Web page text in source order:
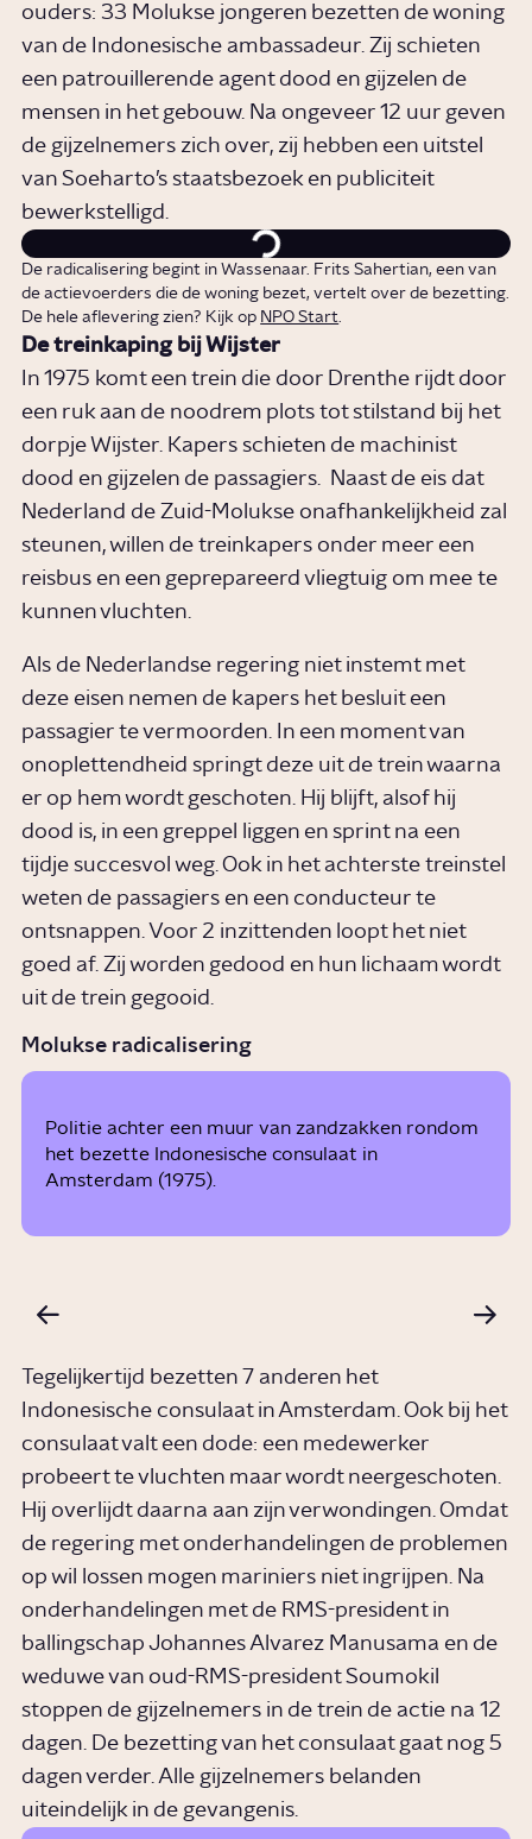
ouders: 33 Molukse jongeren bezetten de woning
van de Indonesische ambassadeur. Zij schieten
een patrouillerende agent dood en gijzelen de
mensen in het gebouw. Na ongeveer 12 uur geven
de gijzelnemers zich over, zij hebben een uitstel
van Soeharto’s staatsbezoek en publiciteit
bewerkstelligd.
De radicalisering begint in Wassenaar. Frits Sahertian, een van
de actievoerders die de woning bezet, vertelt over de bezetting.
De hele aflevering zien? Kijk op NPO Start.
De treinkaping bij Wijster
In 1975 komt een trein die door Drenthe rijdt door
een ruk aan de noodrem plots tot stilstand bij het
dorpje Wijster. Kapers schieten de machinist
dood en gijzelen de passagiers. Naast de eis dat
Nederland de Zuid-Molukse onafhankelijkheid zal
steunen, willen de treinkapers onder meer een
reisbus en een geprepareerd vliegtuig om mee te
kunnen vluchten.
Als de Nederlandse regering niet instemt met
deze eisen nemen de kapers het besluit een
passagier te vermoorden. In een moment van
onoplettendheid springt deze uit de trein waarna
er op hem wordt geschoten. Hij blijft, alsof hij
dood is, in een greppel liggen en sprint na een
tijdje succesvol weg. Ook in het achterste treinstel
weten de passagiers en een conducteur te
ontsnappen. Voor 2 inzittenden loopt het niet
goed af. Zij worden gedood en hun lichaam wordt
uit de trein gegooid.
Molukse radicalisering
Politie achter een muur van zandzakken rondom
het bezette Indonesische consulaat in
Amsterdam (1975).
Tegelijkertijd bezetten 7 anderen het
Indonesische consulaat in Amsterdam. Ook bij het
consulaat valt een dode: een medewerker
probeert te vluchten maar wordt neergeschoten.
Hij overlijdt daarna aan zijn verwondingen. Omdat
de regering met onderhandelingen de problemen
op wil lossen mogen mariniers niet ingrijpen. Na
onderhandelingen met de RMS-president in
ballingschap Johannes Alvarez Manusama en de
weduwe van oud-RMS-president Soumokil
stoppen de gijzelnemers in de trein de actie na 12
dagen. De bezetting van het consulaat gaat nog 5
dagen verder. Alle gijzelnemers belanden
uiteindelijk in de gevangenis.